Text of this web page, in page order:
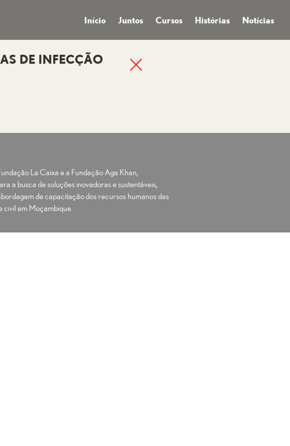
Início Juntos Cursos Histórias Notícias
DE INFECÇÃO
La Caixa e a Fundação Aga Khan,
a busca de soluções inovadoras e sustentáveis,
de capacitação dos recursos humanos das
civil em Moçambique.